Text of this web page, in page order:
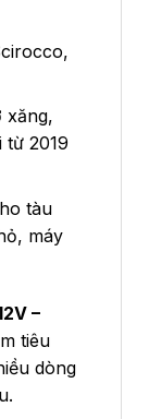
xăng,
từ 2019
tàu
máy
–
tiêu
dòng